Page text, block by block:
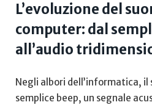
L’evoluzione del
computer: dal
all’audio
Negli albori dell’informatica, il
semplice beep, un‍ segnale